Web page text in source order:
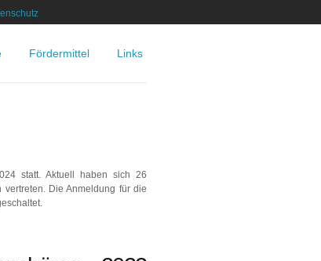
Fördermittel Links
statt. Aktuell haben sich 26
Die Anmeldung für die